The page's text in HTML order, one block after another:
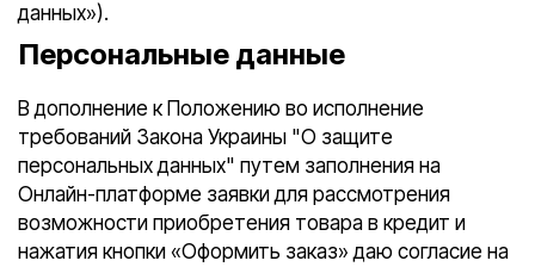
данных»).
Персональные данные
В дополнение к Положению во исполнение
требований Закона Украины "О защите
персональных данных" путем заполнения на
Онлайн-платформе заявки для рассмотрения
возможности приобретения товара в кредит и
нажатия кнопки «Оформить заказ» даю согласие на